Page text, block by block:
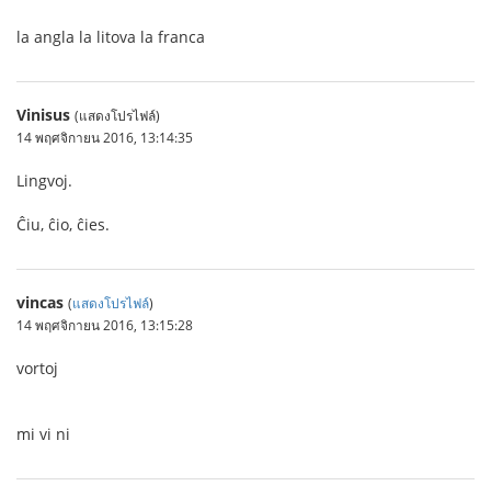
la angla la litova la franca
Vinisus (แสดงโปรไฟล์)
14 พฤศจิกายน 2016, 13:14:35
Lingvoj.
Ĉiu, ĉio, ĉies.
vincas (แสดงโปรไฟล์)
14 พฤศจิกายน 2016, 13:15:28
vortoj
mi vi ni